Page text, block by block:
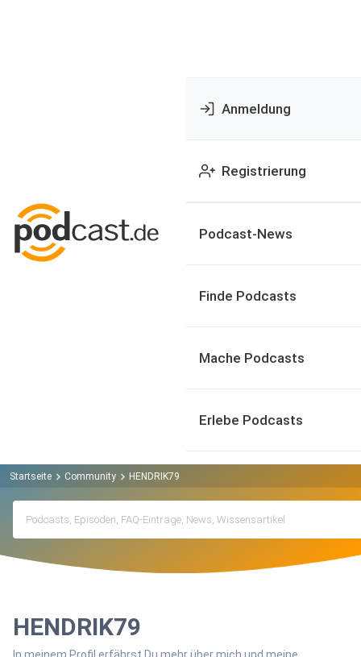
Anmeldung
Registrierung
Podcast-News
Finde Podcasts
Mache Podcasts
Erlebe Podcasts
Startseite Community HENDRIK79
HENDRIK79